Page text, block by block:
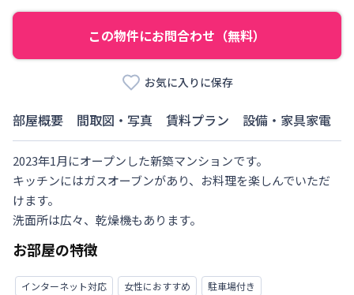
この物件にお問合わせ（無料）
お気に入りに保存
部屋概要 間取図・写真 賃料プラン 設備・家具家電
2023年1月にオープンした新築マンションです。
キッチンにはガスオーブンがあり、お料理を楽しんでいただ
けます。
洗面所は広々、乾燥機もあります。
お部屋の特徴
インターネット対応 女性におすすめ
駐車場付き